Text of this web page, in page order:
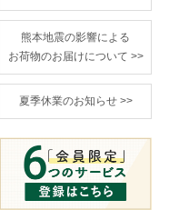
熊本地震の影響による
お荷物のお届けについて >>
夏季休業のお知らせ >>